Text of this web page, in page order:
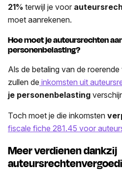
21% terwijl je voor
moet aanrekenen.
Hoe moet je auteursrechten
personenbelasting?
Als de betaling van de
zullen de inkomsten uit
je personenbelasting
Toch moet je die inkomsten
fiscale fiche 281.45 voor
Meer verdienen dankzij